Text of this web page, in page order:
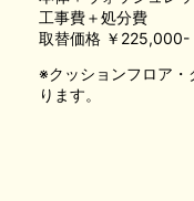
※クッションフロア・
ります。
工事費＋処分費
取替価格 ￥225,000-